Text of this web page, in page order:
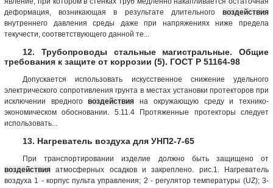
деформация, возникающая в результате длительного воздействия
внутреннего давления среды даже при напряжениях ниже предела
текучести, соответствующего данной те...
12. Трубопроводы стальные магистральные. Общие
требования к защите от коррозии (5). ГОСТ Р 51164-98
Допускается использовать искусственное снижение удельного
электрического сопротивления грунта в местах установки протекторов при
исключении вредноговоздействия на окружающую среду и технико-
экономическом обосновании. 5.11.4 Протяженные протекторы следует
использовать...
13. Нагреватель воздуха для УНП2-7-65
При транспортировании изделие должно быть защищено от
воздействия атмосферных осадков и закреплено. рис.1. Нагреватель
воздуха 1 - корпус пульта управления; 2 - регулятор температуры (UZ); 3-